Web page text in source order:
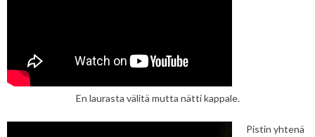
En laurasta välitä mutta nätti kappale.
Pistin yhtenä